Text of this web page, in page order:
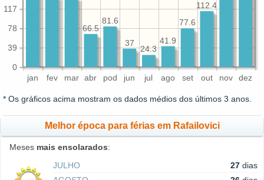
jan fev mar abr pod jun jul ago set out nov dez
0
39
78
117
112.4
77.6
41.9
24.3
37
81.6
66.5
* Os gráficos acima mostram os dados médios dos últimos 3 anos.
Melhor época para férias em Rafailovici
Meses mais ensolarados:
JULHO
27 dias